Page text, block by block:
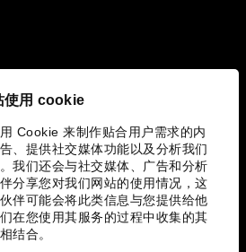
使用 cookie
Cookie 来制作贴合用户需求的内
、提供社交媒体功能以及分析我们
我们还会与社交媒体、广告和分析
分享您对我们网站的使用情况，这
伴可能会将此类信息与您提供给他
在您使用其服务的过程中收集的其
结合。